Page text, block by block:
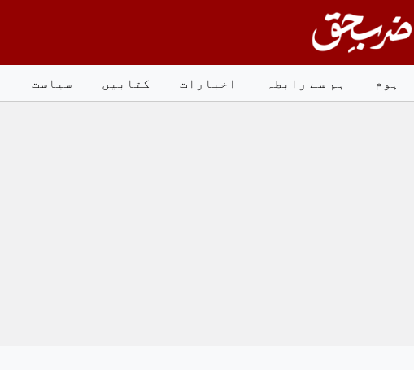
to
content
ہوم
ہم سے رابطہ اخبارات کتابیں سیاست